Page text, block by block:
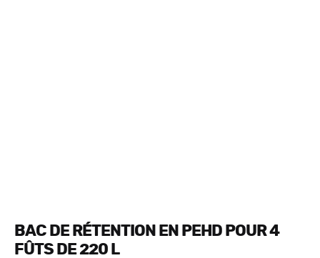
BAC DE RÉTENTION EN PEHD POUR 4
FÛTS DE 220 L